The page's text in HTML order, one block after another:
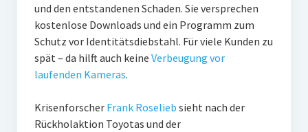
und den entstandenen Schaden. Sie versprechen
kostenlose Downloads und ein Programm zum
Schutz vor Identitätsdiebstahl. Für viele Kunden zu
spät – da hilft auch keine Verbeugung vor
laufenden Kameras.
Krisenforscher Frank Roselieb sieht nach der
Rückholaktion Toyotas und der